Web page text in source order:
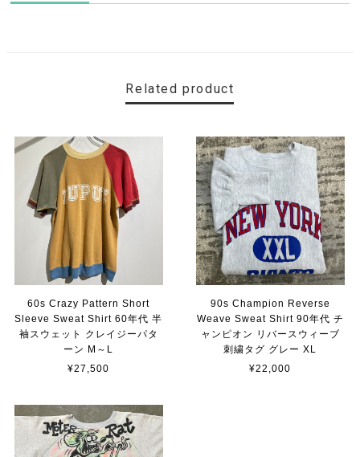
Related product
60s Crazy Pattern Short
Sleeve Sweat Shirt 60年代 半
袖スウェット クレイジーパタ
ーン M～L
¥27,500
90s Champion Reverse
Weave Sweat Shirt 90年代 チ
ャンピオン リバースウィーブ
刺繍タグ グレー XL
¥22,000